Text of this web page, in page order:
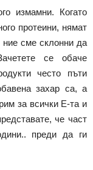
измамни. Когато
протеини, нямат
ние сме склонни да
се обаче
често пъти
захар са, а
за всички Е-та и
че част
преди да ги